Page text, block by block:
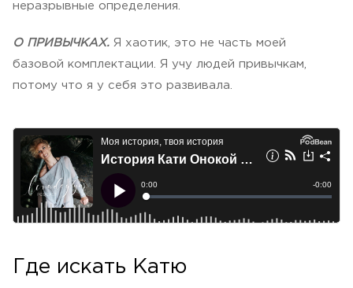
неразрывные определения.
О ПРИВЫЧКАХ. Я хаотик, это не часть моей
базовой комплектации. Я учу людей привычкам,
потому что я у себя это развивала.
Где искать Катю